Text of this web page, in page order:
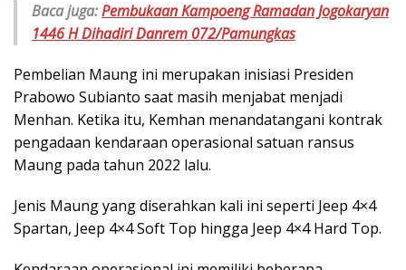
Baca juga:Pembukaan Kampoeng Ramadan Jogokaryan
1446 H Dihadiri Danrem 072/Pamungkas
Pembelian Maung ini merupakan inisiasi Presiden
Prabowo Subianto saat masih menjabat menjadi
Menhan. Ketika itu, Kemhan menandatangani kontrak
pengadaan kendaraan operasional satuan ransus
Maung pada tahun 2022 lalu.
Jenis Maung yang diserahkan kali ini seperti Jeep 4×4
Spartan, Jeep 4×4 Soft Top hingga Jeep 4×4 Hard Top.